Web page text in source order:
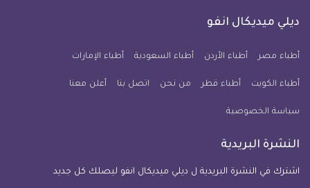
فيسبوكتويتر
يوتيوب
معلومة
للآيفون
ديلي ميديكال انفو
أطباء مصر أطباء الأردن أطباء السعودية أطباء الإمارات
أطباء الكويت أطباء قطر من نحن اتصل بنا أعلن معنا
سياسة الخصوصية
النشرة البريدية
اشترك في النشرة البريدية ل ديلي ميديكال انفو ليصلك كل جديد